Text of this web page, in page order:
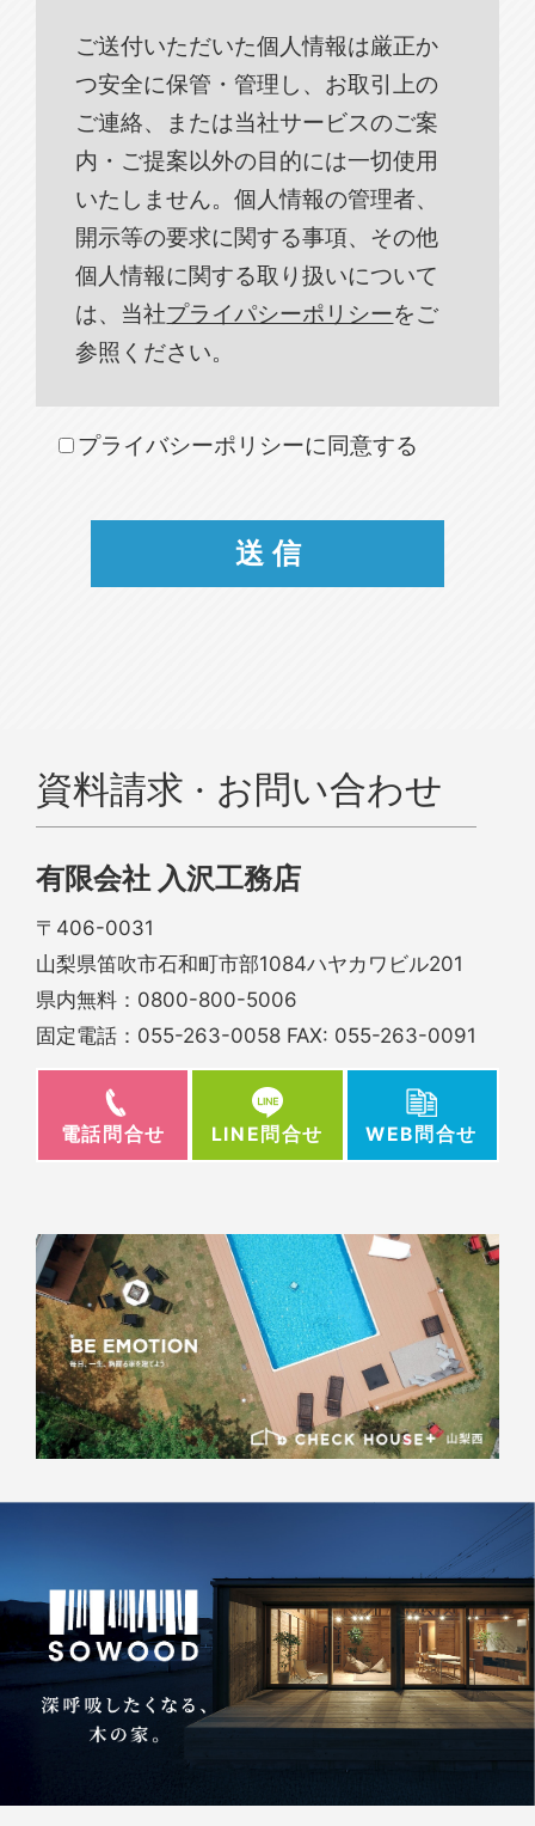
ご送付いただいた個人情報は厳正か
つ安全に保管・管理し、お取引上の
ご連絡、または当社サービスのご案
内・ご提案以外の目的には一切使用
いたしません。個人情報の管理者、
開示等の要求に関する事項、その他
個人情報に関する取り扱いについて
は、当社プライパシーポリシーをご
参照ください。
プライバシーポリシーに同意する
資料請求 · お問い合わせ
有限会社 入沢工務店
〒406-0031
山梨県笛吹市石和町市部1084ハヤカワビル201
県内無料： 0800-800-5006
固定電話： 055-263-0058 FAX: 055-263-0091
電話問合せ LINE問合せ WEB問合せ